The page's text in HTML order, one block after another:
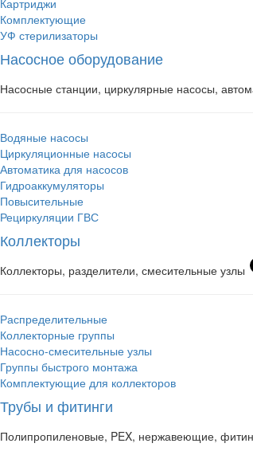
Картриджи
Комплектующие
УФ стерилизаторы
Насосное оборудование
Насосные станции, циркулярные насосы,
Водяные насосы
Циркуляционные насосы
Автоматика для насосов
Гидроаккумуляторы
Повысительные
Рециркуляции ГВС
Коллекторы
Коллекторы, разделители, смесительные узлы
Распределительные
Коллекторные группы
Насосно-смесительные узлы
Группы быстрого монтажа
Комплектующие для коллекторов
Трубы и фитинги
Полипропиленовые, PEX, нержавеющие,